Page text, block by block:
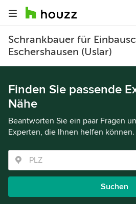
Schrankbauer für
Eschershausen (Uslar)
Finden Sie passende
Nähe
Beantworten Sie ein paar Fragen
Experten, die Ihnen helfen können.
Suchen